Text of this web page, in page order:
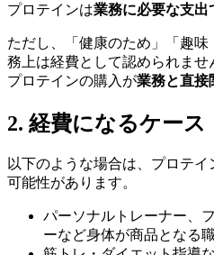
プロテインは業務に必要な支出
ただし、「健康のため」「趣
務上は経費として認められま
プロテインの購入が業務と直接
2. 経費になるケース
以下のような場合は、プロテ
可能性があります。
パーソナルトレーナー、
ーなど身体が商品となる